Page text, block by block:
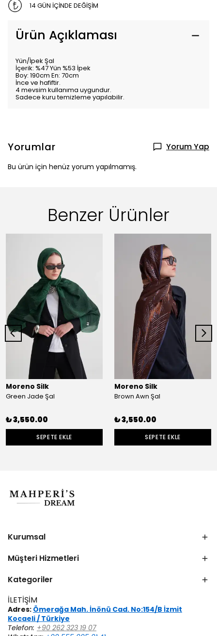
14 GÜN İÇİNDE DEĞİŞİM
Ürün Açıklaması
Yün/İpek Şal
İçerik: %47 Yün %53 İpek
Boy: 190cm En: 70cm
İnce ve hafiftir.
4 mevsim kullanıma uygundur.
Sadece kuru temizleme yapılabilir.
Yorumlar Yorum Yap
Bu ürün için henüz yorum yapılmamış.
Benzer Ürünler
Moreno Silk
Green Jade Şal
₺ 3,550.00
SEPETE EKLE
Moreno Silk
Brown Awn Şal
₺ 3,550.00
SEPETE EKLE
Kurumsal
Müşteri Hizmetleri
Kategoriler
İLETİŞİM
Adres: Ömerağa Mah. İnönü Cad. No:154/B İzmit
Kocaeli / Türkiye
Telefon: +90 262 323 19 07